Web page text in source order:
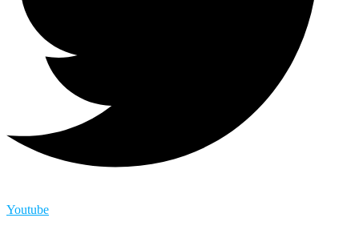
Youtube